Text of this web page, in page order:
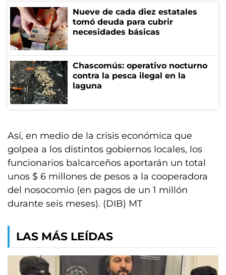
Nueve de cada diez estatales
tomó deuda para cubrir
necesidades básicas
Chascomús: operativo nocturno
contra la pesca ilegal en la
laguna
Así, en medio de la crisis económica que
golpea a los distintos gobiernos locales, los
funcionarios balcarceños aportarán un total
unos $ 6 millones de pesos a la cooperadora
del nosocomio (en pagos de un 1 millón
durante seis meses). (DIB) MT
LAS MÁS LEÍDAS